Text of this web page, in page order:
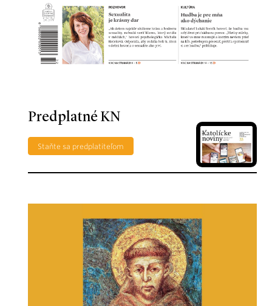
Predplatné KN
Staňte sa predplatiteľom